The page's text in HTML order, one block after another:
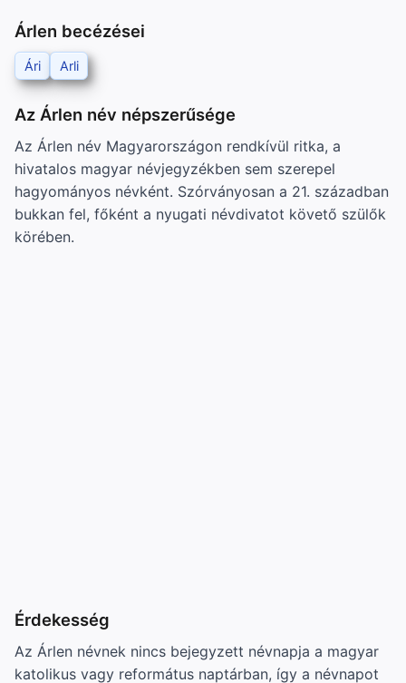
Árlen becézései
Ári Arli
Az Árlen név népszerűsége
Az Árlen név Magyarországon rendkívül ritka, a
hivatalos magyar névjegyzékben sem szerepel
hagyományos névként. Szórványosan a 21. században
bukkan fel, főként a nyugati névdivatot követő szülők
körében.
Érdekesség
Az Árlen névnek nincs bejegyzett névnapja a magyar
katolikus vagy református naptárban, így a névnapot